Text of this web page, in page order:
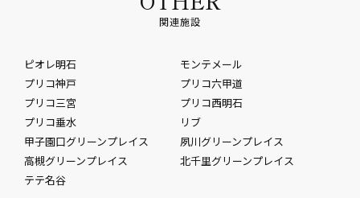
関連施設
ピオレ明石
モンテメール
プリコ神戸
プリコ六甲道
プリコ三宮
プリコ西明石
プリコ垂水
リブ
甲子園口グリーンプレイス
夙川グリーンプレイス
高槻グリーンプレイス
北千里グリーンプレイス
テテ名谷